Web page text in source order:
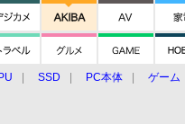
SSD PC本体 ゲーム